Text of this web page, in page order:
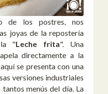
de los postres, nos
joyas de la repostería
la "Leche frita". Una
directamente a la
se presenta con una
versiones industriales
menús del día. La